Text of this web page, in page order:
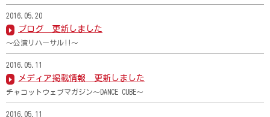
2016.05.20
ブログ 更新しました
～公演リハーサル!!～
2016.05.11
メディア掲載情報 更新しました
チャコットウェブマガジン～DANCE CUBE～
2016.05.11